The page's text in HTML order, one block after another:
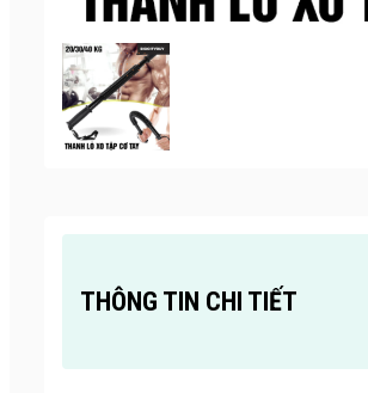
THÔNG TIN CHI TIẾT